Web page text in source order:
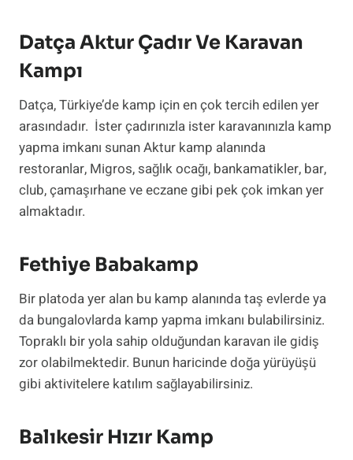
Datça Aktur Çadır Ve Karavan
Kampı
Datça, Türkiye’de kamp için en çok tercih edilen yer
arasındadır. İster çadırınızla ister karavanınızla kamp
yapma imkanı sunan Aktur kamp alanında
restoranlar, Migros, sağlık ocağı, bankamatikler, bar,
club, çamaşırhane ve eczane gibi pek çok imkan yer
almaktadır.
Fethiye Babakamp
Bir platoda yer alan bu kamp alanında taş evlerde ya
da bungalovlarda kamp yapma imkanı bulabilirsiniz.
Topraklı bir yola sahip olduğundan karavan ile gidiş
zor olabilmektedir. Bunun haricinde doğa yürüyüşü
gibi aktivitelere katılım sağlayabilirsiniz.
Balıkesir Hızır Kamp